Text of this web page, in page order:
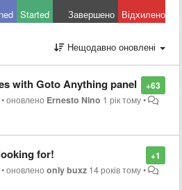
Started Завершено Відхилено
Нещодавно оновлені
+63
with Goto Anything panel
•оновлено Ernesto Nino 1 рік тому•
+1
for!
•оновленоonly buxz 14 років тому•